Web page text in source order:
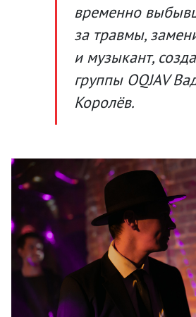
временно
за травмы,
и музыкант,
группы OQJAV
Королёв.